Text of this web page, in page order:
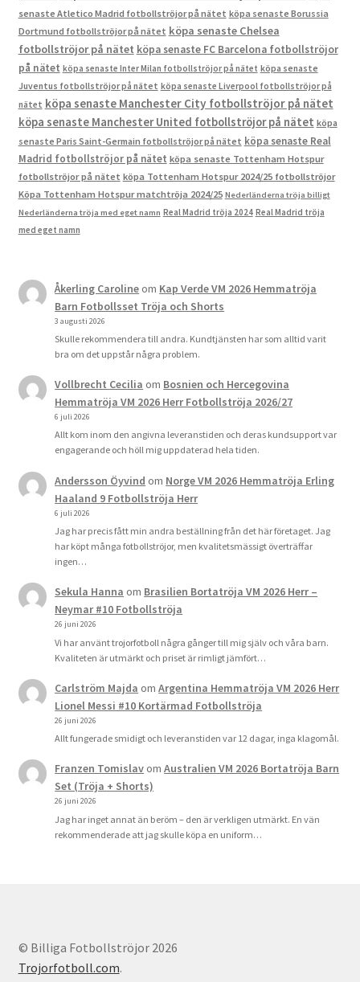
senaste Atletico Madrid fotbollströjor på nätet köpa senaste Borussia
Dortmund fotbollströjor på nätet köpa senaste Chelsea
fotbollströjor på nätet köpa senaste FC Barcelona fotbollströjor
på nätet köpa senaste Inter Milan fotbollströjor på nätet köpa senaste
Juventus fotbollströjor på nätet köpa senaste Liverpool fotbollströjor på
nätet köpa senaste Manchester City fotbollströjor på nätet
köpa senaste Manchester United fotbollströjor på nätet köpa
senaste Paris Saint-Germain fotbollströjor på nätet köpa senaste Real
Madrid fotbollströjor på nätet köpa senaste Tottenham Hotspur
fotbollströjor på nätet köpa Tottenham Hotspur 2024/25 fotbollströjor
Köpa Tottenham Hotspur matchtröja 2024/25 Nederländerna tröja billigt
Nederländerna tröja med eget namn Real Madrid tröja 2024 Real Madrid tröja
med eget namn
Åkerling Carolineom Kap Verde VM 2026 Hemmatröja
Barn Fotbollsset Tröja och Shorts
3 augusti 2026
Skulle rekommendera till andra. Kundtjänsten har som alltid varit
bra om det uppstår några problem.
Vollbrecht Cecilia om Bosnien och Hercegovina
Hemmatröja VM 2026 Herr Fotbollströja 2026/27
6 juli 2026
Allt kom inom den angivna leveranstiden och deras kundsupport var
engagerande och höll mig uppdaterad hela tiden.
Andersson Öyvind om Norge VM 2026 Hemmatröja Erling
Haaland 9 Fotbollströja Herr
6 juli 2026
Jag har precis fått min andra beställning från det här företaget. Jag
har köpt många fotbollströjor, men kvalitetsmässigt överträffar
ingen…
Sekula Hanna om Brasilien Bortatröja VM 2026 Herr –
Neymar #10 Fotbollströja
26 juni 2026
Vi har använt trojorfotboll några gånger till mig själv och våra barn.
Kvaliteten är utmärkt och priset är rimligt jämfört…
Carlström Majda omArgentina Hemmatröja VM 2026 Herr
Lionel Messi #10 Kortärmad Fotbollströja
26 juni 2026
Allt fungerade smidigt och leveranstiden var 12 dagar, inga klagomål.
Franzen TomislavomAustralien VM 2026 Bortatröja Barn
Set (Tröja + Shorts)
26 juni 2026
Jag har inget annat än beröm – den är verkligen utmärkt. En vän
rekommenderade att jag skulle köpa en uniform…
© Billiga Fotbollströjor 2026
Trojorfotboll.com.